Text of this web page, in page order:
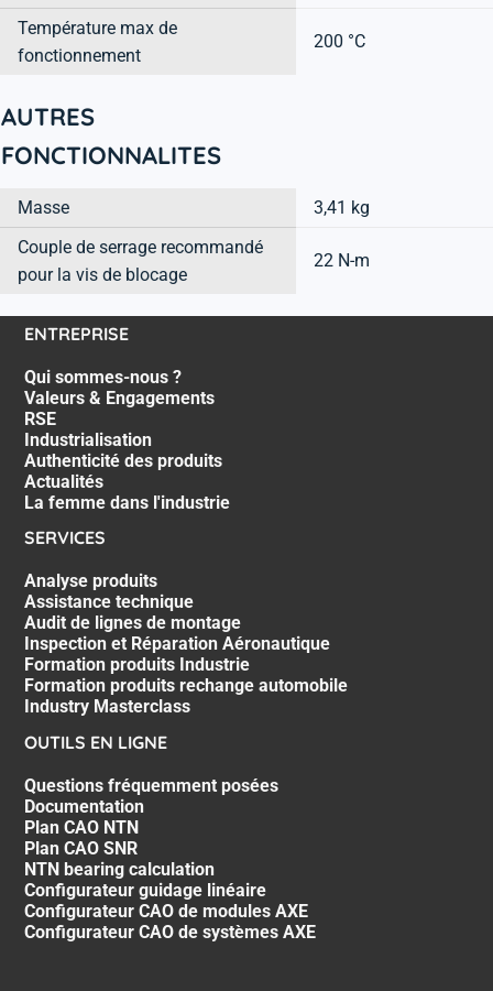
Température max de
fonctionnement
200 °C
AUTRES
FONCTIONNALITES
Masse
3,41 kg
Couple de serrage recommandé
pour la vis de blocage
22 N-m
ENTREPRISE
Qui sommes-nous ?
Valeurs & Engagements
RSE
Industrialisation
Authenticité des produits
Actualités
La femme dans l'industrie
SERVICES
Analyse produits
Assistance technique
Audit de lignes de montage
Inspection et Réparation Aéronautique
Formation produits Industrie
Formation produits rechange automobile
Industry Masterclass
OUTILS EN LIGNE
Questions fréquemment posées
Documentation
Plan CAO NTN
Plan CAO SNR
NTN bearing calculation
Configurateur guidage linéaire
Configurateur CAO de modules AXE
Configurateur CAO de systèmes AXE